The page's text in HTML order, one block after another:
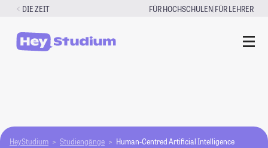
Zum
springen
DIE ZEIT FÜR HOCHSCHULEN|FÜR LEHRER
HeyStudium Studiengänge Human-Centred Artificial Intelligence